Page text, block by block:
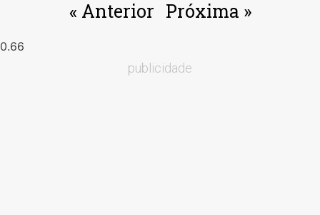
« Anterior Próxima »
publicidade